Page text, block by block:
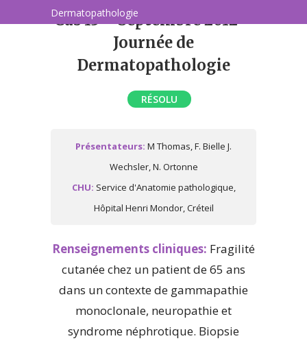
Dermatopathologie
Cas 13 – Septembre 2012 –
Journée de
Dermatopathologie
RÉSOLU
Présentateurs: M Thomas, F. Bielle J.
Wechsler, N. Ortonne
CHU: Service d'Anatomie pathologique,
Hôpital Henri Mondor, Créteil
Renseignements cliniques: Fragilité
cutanée chez un patient de 65 ans
dans un contexte de gammapathie
monoclonale, neuropathie et
syndrome néphrotique. Biopsie